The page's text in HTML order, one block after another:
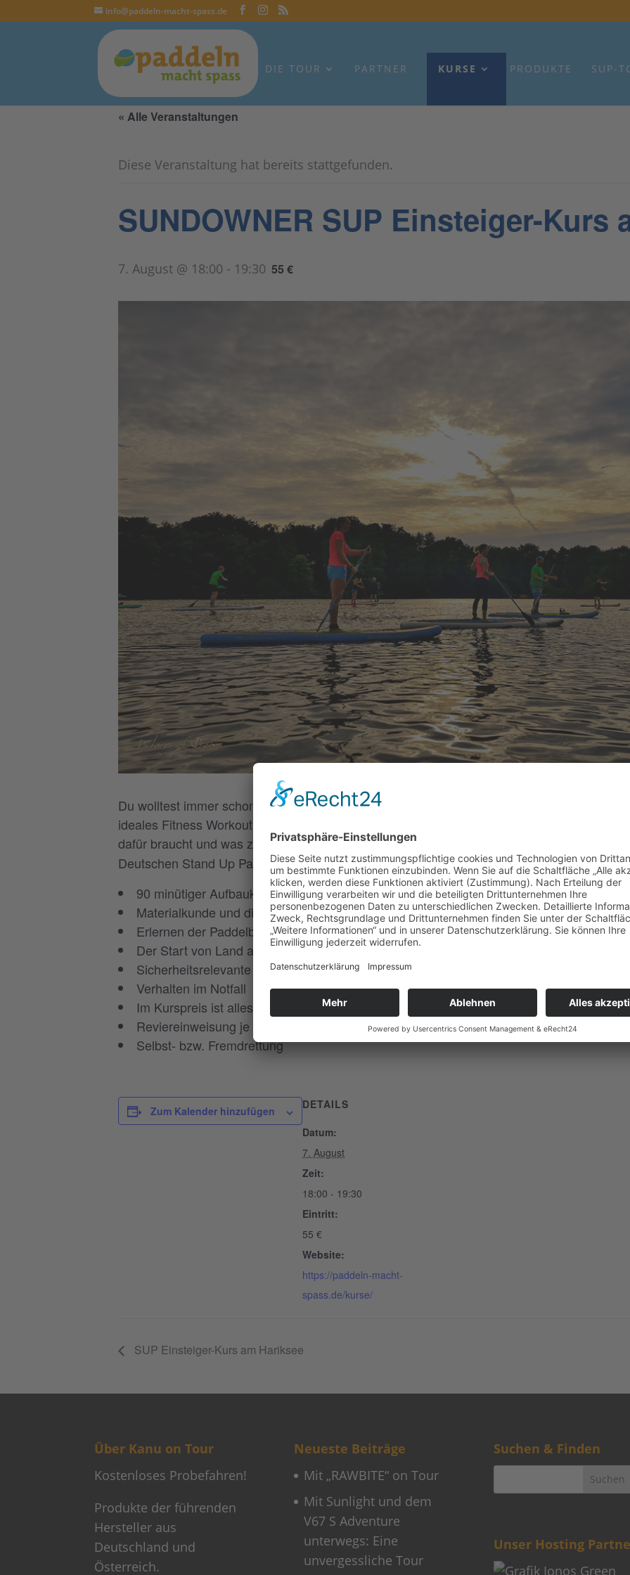
info@paddeln-macht-spass.de
DIE TOUR PARTNER KURSE PRODUKTE SUP-
« Alle Veranstaltungen
Diese Veranstaltung hat bereits stattgefunden.
SUNDOWNER SUP Einsteiger-Kurs
7. August @ 18:00 - 19:30 55 €
Du wolltest immer schon mal wissen was SUP ist? Stand Up Paddling ist der Allrounder
ideales Fitness Workout und Entspannung in der Natur.Auf dem idyllischen Hariksee
dafür braucht und was zu beachten ist.Freie Plätze: AUSGEBUCHT
Deutschen Stand Up Paddle Verbands) Inhalte des SUP Trainings:
90 minütiger Aufbaukurs
Materialkunde und die wichtigsten Fachbegriffe
Erlernen der Paddelbewegungen an Land und im Wasser
Der Start von Land auf das Wasser, das Aufstehen, Grundposition, Paddeltechnik,
Sicherheitsrelevante Aspekte am und auf dem Wasser
Verhalten im Notfall
Im Kurspreis ist alles benötigte Material (Board,Paddel, Boardleash) enthalten.
Reviereinweisung je Schulungsort
Selbst- bzw. Fremdrettung
Zum Kalender hinzufügen
DETAILS
Datum:
7. August
Zeit:
18:00 - 19:30
Eintritt:
55 €
Website:
https://paddeln-macht-
spass.de/kurse/
SUP Einsteiger-Kurs am Hariksee
Über Kanu on Tour
Kostenloses Probefahren!
Produkte der führenden
Hersteller aus
Deutschland und
Österreich.
Neueste Beiträge
Mit „RAWBITE“ on Tour
Mit Sunlight und dem
V67 S Adventure
unterwegs: Eine
unvergessliche Tour
Suchen & Finden
Unser Hosting